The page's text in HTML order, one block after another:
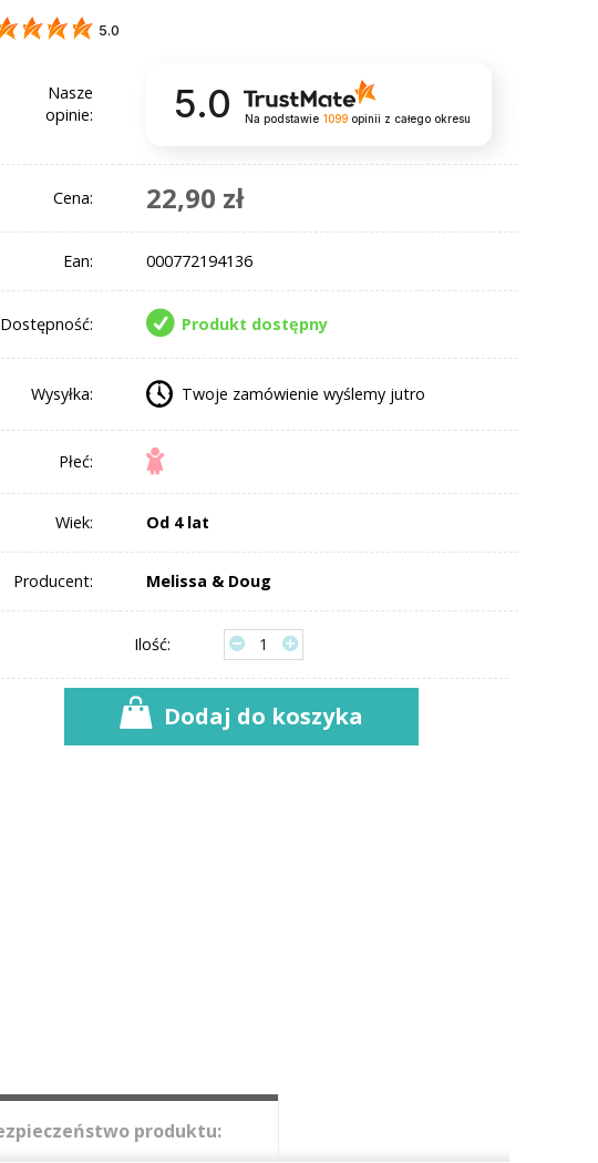
5.0
Nasze
opinie:
5.0 Na podstawie 1099opinii z całego okresu
Cena: 22,90 zł
Ean: 000772194136
Dostępność: Produkt dostępny
Wysyłka: Twoje zamówienie wyślemy jutro
Płeć:
Wiek: Od 4 lat
Producent: Melissa & Doug
Ilość:
Dodaj do koszyka
produktu: